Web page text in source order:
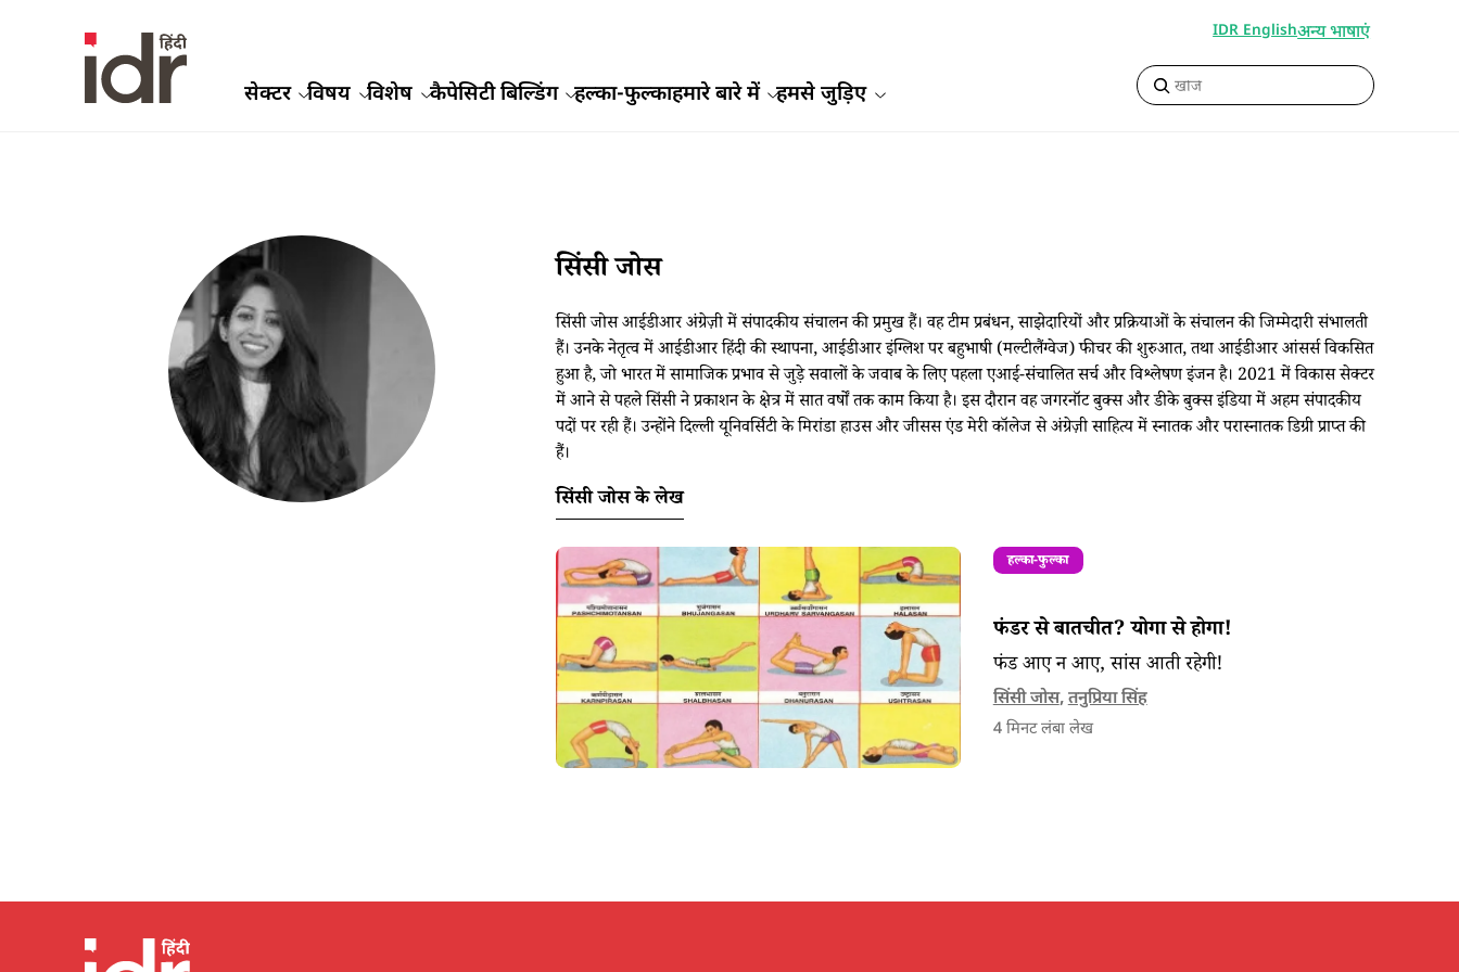
सेक्टर विषय विशेष कैपेसिटी बिल्डिंग हल्का-फुल्काहमारे बारे में हमसे जुड़िए
IDR Englishअन्य भाषाएं
सिंसी जोस
सिंसी जोस आईडीआर अंग्रेज़ी में संपादकीय संचालन की प्रमुख हैं। वह टीम प्रबंधन, साझेदारियों और प्रक्रियाओं के संचालन की जिम्मेदारी संभालती
हैं। उनके नेतृत्व में आईडीआर हिंदी की स्थापना, आईडीआर इंग्लिश पर बहुभाषी (मल्टीलैंग्वेज) फीचर की शुरुआत, तथा आईडीआर आंसर्स विकसित
हुआ है, जो भारत में सामाजिक प्रभाव से जुड़े सवालों के जवाब के लिए पहला एआई-संचालित सर्च और विश्लेषण इंजन है। 2021 में विकास सेक्टर
में आने से पहले सिंसी ने प्रकाशन के क्षेत्र में सात वर्षों तक काम किया है। इस दौरान वह जगरनॉट बुक्स और डीके बुक्स इंडिया में अहम संपादकीय
पदों पर रही हैं। उन्होंने दिल्ली यूनिवर्सिटी के मिरांडा हाउस और जीसस एंड मेरी कॉलेज से अंग्रेज़ी साहित्य में स्नातक और परास्नातक डिग्री प्राप्त की
हैं।
सिंसी जोस के लेख
हल्का-फुल्का
फंडर से बातचीत? योगा से होगा!
फंड आए न आए, सांस आती रहेगी!
सिंसी जोस,तनुप्रिया सिंह
4मिनट लंबा लेख